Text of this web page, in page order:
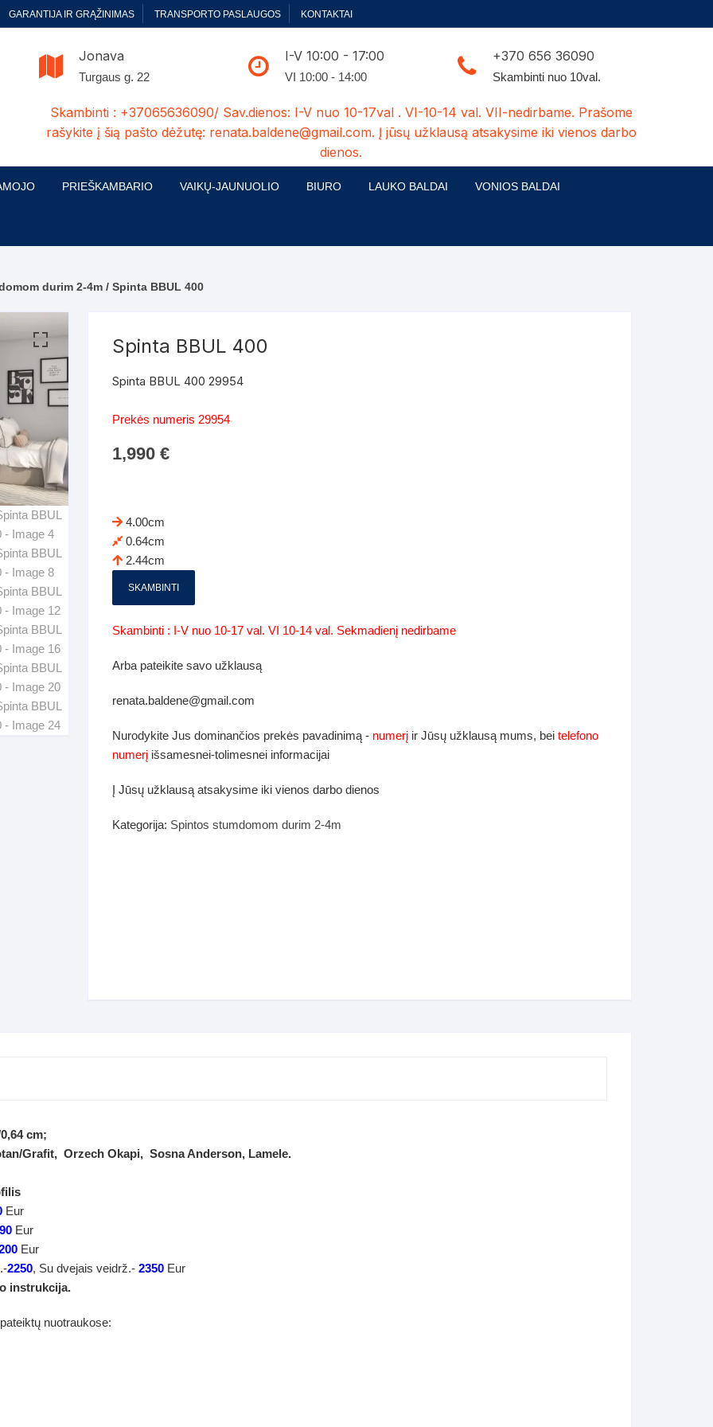
GARANTIJA IR GRĄŽINIMAS TRANSPORTO PASLAUGOS KONTAKTAI
Jonava
Turgaus g. 22
I-V 10:00 - 17:00
VI 10:00 - 14:00
+370 656 36090
Skambinti nuo 10val.
Skambinti : +37065636090/ Sav.dienos: I-V nuo 10-17val . VI-10-14 val. VII-nedirbame. Prašome
rašykite į šią pašto dėžutę: renata.baldene@gmail.com. Į jūsų užklausą atsakysime iki vienos darbo
dienos.
foteliai
baldų komplektai
lovos
spintoje
iki 1.10
nuo 1,10 iki 2,00
atidaromom durim 2-4m
stumdomom durim 2-
spintos
spintelės
dėžės-Antklodės-
PRIEŠKAMBARIO
Komodos
Batų dėžės-suoliukai
Veidrodžiai
Kabyklos
Darbai-galerija
VAIKŲ-JAUNUOLIO
komlektai-sekcijos
Lovos
Vaikų ir jaunuolių kėdės
Lentynos
Čiužiniai – patalynė
Pufai sėdmaišiai video
BIURO LAUKO BALDAI VONIOS BALDAI
durim 2-4m / Spinta BBUL 400
Spinta BBUL 400
Spinta BBUL 400 29954
Prekės numeris 29954
1,990 €
4.00cm
0.64cm
2.44cm
SKAMBINTI
Skambinti : I-V nuo 10-17 val. VI 10-14 val. Sekmadienį nedirbame
Arba pateikite savo užklausą
renata.baldene@gmail.com
Nurodykite Jus dominančios prekės pavadinimą - numerį ir Jūsų užklausą mums, bei telefono
numerį išsamesnei-tolimesnei informacijai
Į Jūsų užklausą atsakysime iki vienos darbo dienos
Kategorija: Spintos stumdomom durim 2-4m
cm;
Grafit, Orzech Okapi, Sosna Anderson, Lamele.
Eur
Eur
Eur
2250, Su dvejais veidrž.- 2350 Eur
instrukcija.
nuotraukose: